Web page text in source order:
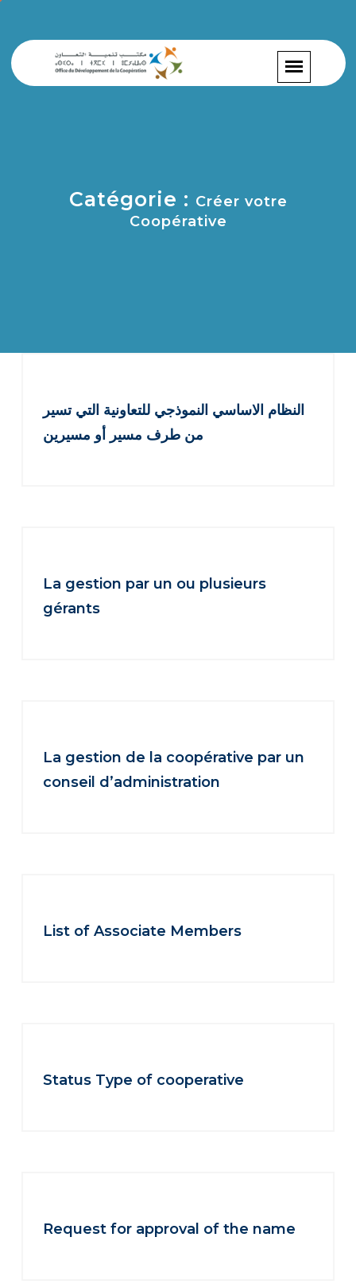
Catégorie : Créer votre
Coopérative
النظام الاساسي النموذجي للتعاونية التي تسير
من طرف مسير أو مسيرين
La gestion par un ou plusieurs
gérants
La gestion de la coopérative par un
conseil d’administration
List of Associate Members
Status Type of cooperative
Request for approval of the name